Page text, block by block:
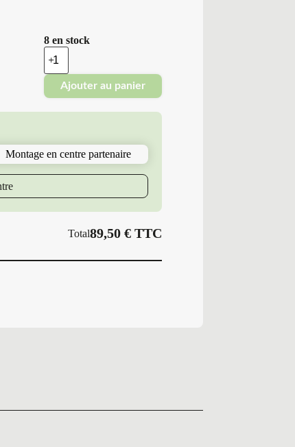
8 en stock
quantité
de
Minerva
Pneus
Neufs
107
H
Ajouter au panier
Montage en centre partenaire
Total89,50 €TTC